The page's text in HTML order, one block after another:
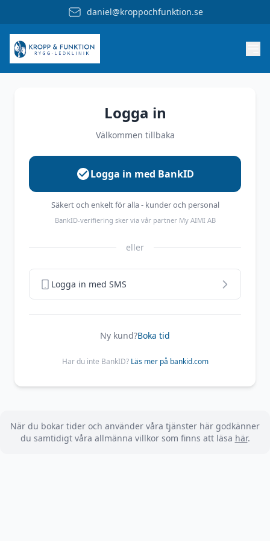
daniel@kroppochfunktion.se
Logga in
Välkommen tillbaka
Logga in med BankID
Säkert och enkelt för alla - kunder och personal
BankID-verifiering sker via vår partner My AIMI AB
eller
Logga in med SMS
Ny kund?Boka tid
Har du inte BankID? Läs mer på bankid.com
När du bokar tider och använder våra tjänster här godkänner
du samtidigt våra allmänna villkor som finns att läsa här.